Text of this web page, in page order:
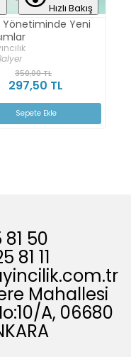
Hızlı Bakış
Yönetiminde Yeni
350,00 TL
297,50 TL
Sepete Ekle
81 50
81 11
Mahallesi
A, 06680